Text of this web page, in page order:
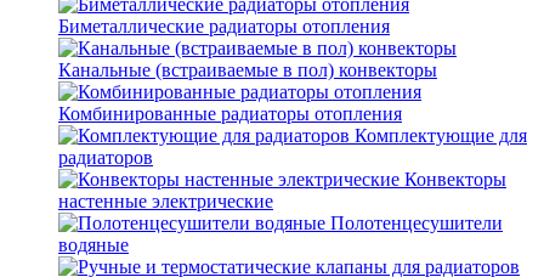
Биметаллические радиаторы отопления
Канальные (встраиваемые в пол) конвекторы
Комбинированные радиаторы отопления
Комплектующие для
радиаторов
Конвекторы
настенные электрические
Полотенцесушители
водяные